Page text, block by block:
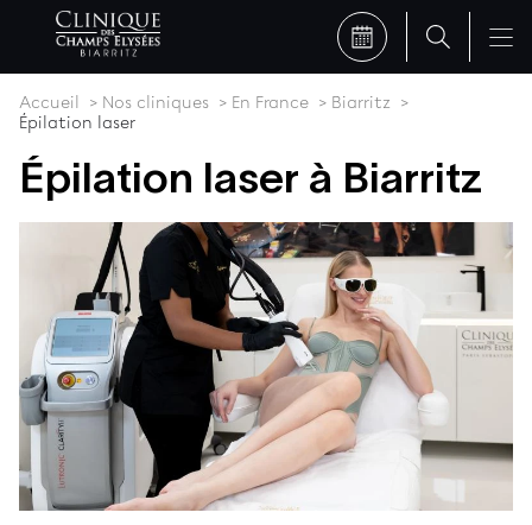
Accueil Nos cliniques En France
Biarritz
Épilation laser
Épilation laser à Biarritz